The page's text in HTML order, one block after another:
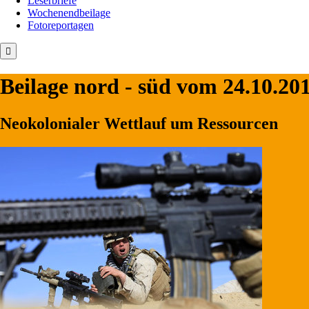
Wochenendbeilage
Fotoreportagen
Beilage nord - süd vom
Neokolonialer Wettlauf um Ressourcen